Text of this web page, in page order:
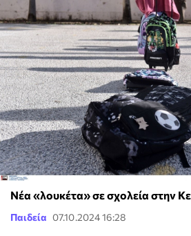
Νέα «λουκέτα» σε σχολεία στην
Παιδεία 07.10.2024 16:28